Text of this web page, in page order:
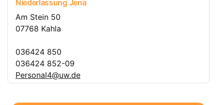
Niederlassung Jena
Am Stein 50
07768 Kahla
036424 850
036424 852-09
Personal4@uw.de